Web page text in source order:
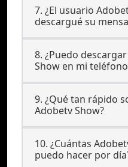
7. ¿El usuario
descargué su
8. ¿Puedo
Show en mi
9. ¿Qué tan rápido
Adobetv Show?
10. ¿Cuántas
puedo hacer por